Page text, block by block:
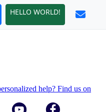
HELLO WORLD!